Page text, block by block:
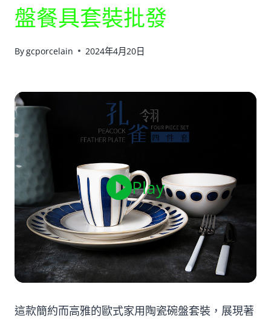
盤餐具套裝批發
Bygcporcelain 2024年4月20日
Play
這款簡約而高雅的歐式家用陶瓷碗盤套裝，展現著